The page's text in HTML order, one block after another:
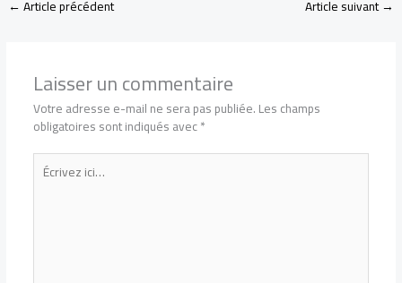
←Article précédent Article suivant→
Laisser un commentaire
Votre adresse e-mail ne sera pas publiée.Les champs
obligatoires sont indiqués avec*
Écrivez
ici…